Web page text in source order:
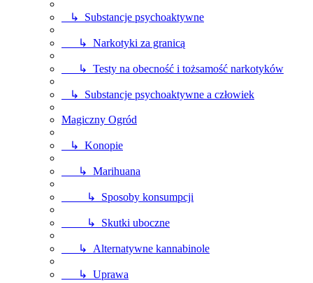
↳ Substancje psychoaktywne
↳ Narkotyki za granicą
↳ Testy na obecność i tożsamość narkotyków
↳ Substancje psychoaktywne a człowiek
Magiczny Ogród
↳ Konopie
↳ Marihuana
↳ Sposoby konsumpcji
↳ Skutki uboczne
↳ Alternatywne kannabinole
↳ Uprawa